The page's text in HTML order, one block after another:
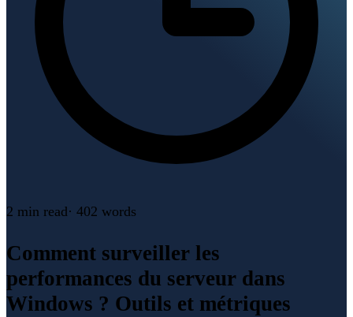
2 min read· 402 words
Comment surveiller les
performances du serveur dans
Windows ? Outils et métriques